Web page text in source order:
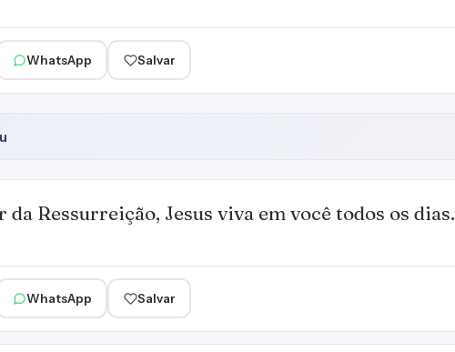
WhatsApp Salvar
Ressurreição, Jesus viva em você todos os dias.
WhatsApp Salvar